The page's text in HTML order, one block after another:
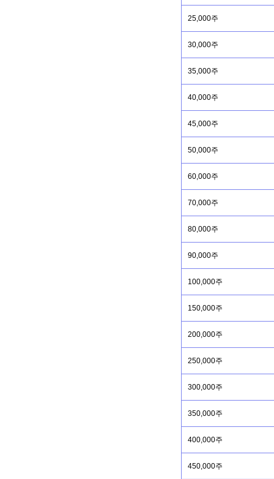
25,000주
30,000주
35,000주
40,000주
45,000주
50,000주
60,000주
70,000주
80,000주
90,000주
100,000주
150,000주
200,000주
250,000주
300,000주
350,000주
400,000주
450,000주